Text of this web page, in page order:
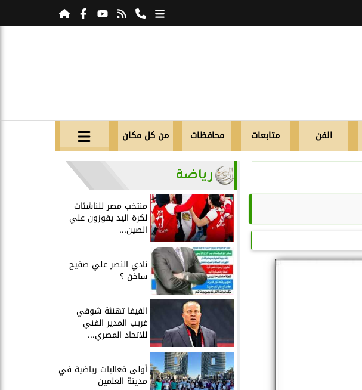
الفن متابعات محافظات من كل مكان
رياضة
منتخب مصر للناشئات
لكرة اليد يفوزون علي
الصين...
نادي النصر علي صفيح
ساخن ؟
الفيفا تهنئة شوقي
غريب المدير الفني
للاتحاد المصري...
أولى فعاليات رياضية في
مدينة العلمين